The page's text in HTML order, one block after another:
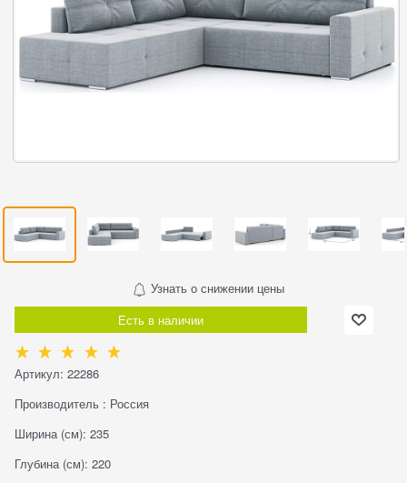
Узнать о снижении цены
Есть в наличии
Артикул: 22286
Производитель : Россия
Ширина (см): 235
Глубина (см): 220